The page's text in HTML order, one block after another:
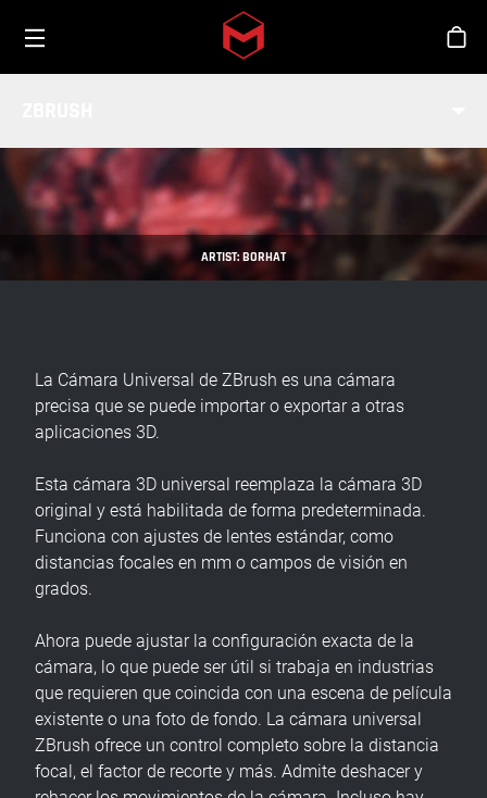
Skip to main content
ARTIST: BORHAT
La Cámara Universal de ZBrush es una cámara
precisa que se puede importar o exportar a otras
aplicaciones 3D.
Esta cámara 3D universal reemplaza la cámara 3D
original y está habilitada de forma predeterminada.
Funciona con ajustes de lentes estándar, como
distancias focales en mm o campos de visión en
grados.
Ahora puede ajustar la configuración exacta de la
cámara, lo que puede ser útil si trabaja en industrias
que requieren que coincida con una escena de película
existente o una foto de fondo. La cámara universal
ZBrush ofrece un control completo sobre la distancia
focal, el factor de recorte y más. Admite deshacer y